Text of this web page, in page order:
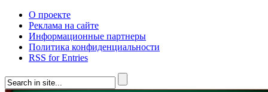
О проекте
Реклама на сайте
Информационные партнеры
Политика конфиденциальности
RSS for Entries